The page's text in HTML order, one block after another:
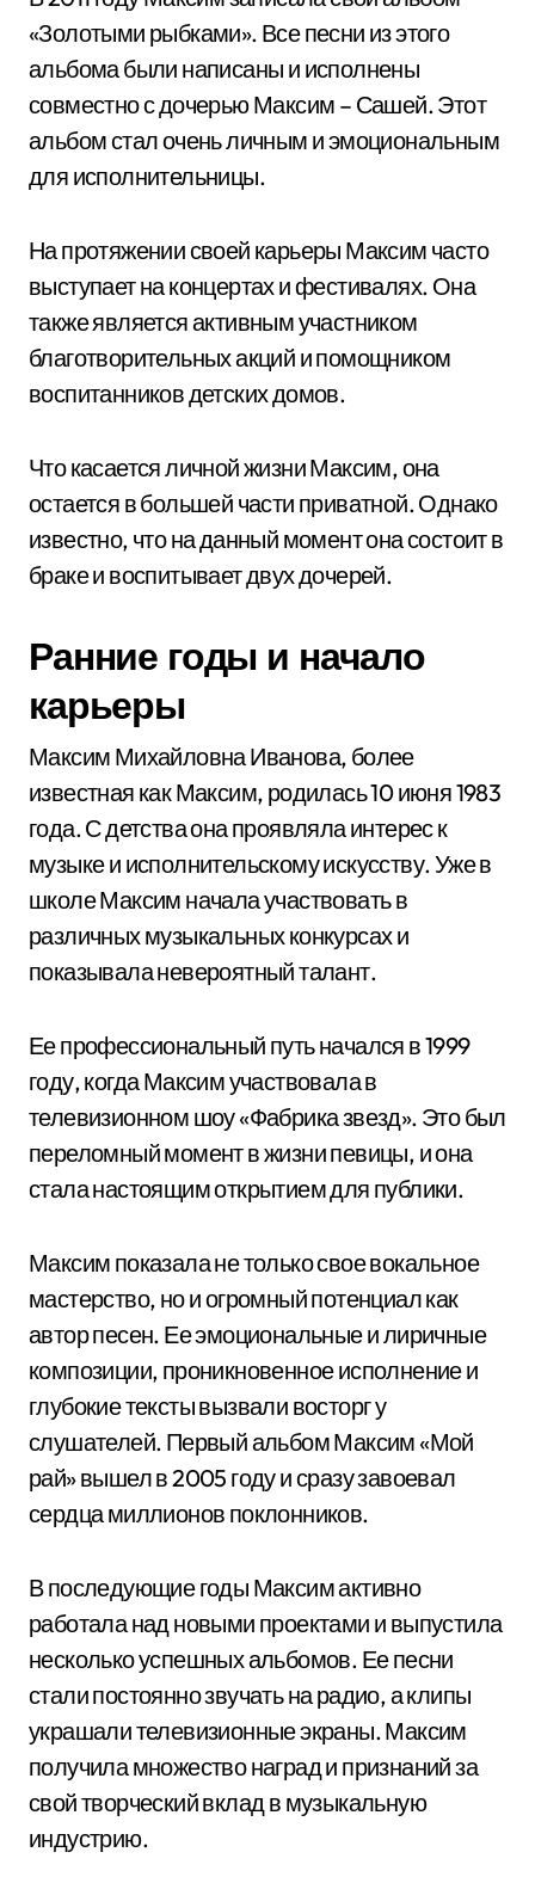
«Золотыми рыбками». Все песни из этого
альбома были написаны и исполнены
совместно с дочерью Максим – Сашей. Этот
альбом стал очень личным и эмоциональным
для исполнительницы.
На протяжении своей карьеры Максим часто
выступает на концертах и фестивалях. Она
также является активным участником
благотворительных акций и помощником
воспитанников детских домов.
Что касается личной жизни Максим, она
остается в большей части приватной. Однако
известно, что на данный момент она состоит в
браке и воспитывает двух дочерей.
Ранние годы и начало
карьеры
Максим Михайловна Иванова, более
известная как Максим, родилась 10 июня 1983
года. С детства она проявляла интерес к
музыке и исполнительскому искусству. Уже в
школе Максим начала участвовать в
различных музыкальных конкурсах и
показывала невероятный талант.
Ее профессиональный путь начался в 1999
году, когда Максим участвовала в
телевизионном шоу «Фабрика звезд». Это был
переломный момент в жизни певицы, и она
стала настоящим открытием для публики.
Максим показала не только свое вокальное
мастерство, но и огромный потенциал как
автор песен. Ее эмоциональные и лиричные
композиции, проникновенное исполнение и
глубокие тексты вызвали восторг у
слушателей. Первый альбом Максим «Мой
рай» вышел в 2005 году и сразу завоевал
сердца миллионов поклонников.
В последующие годы Максим активно
работала над новыми проектами и выпустила
несколько успешных альбомов. Ее песни
стали постоянно звучать на радио, а клипы
украшали телевизионные экраны. Максим
получила множество наград и признаний за
свой творческий вклад в музыкальную
индустрию.